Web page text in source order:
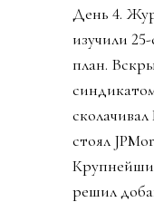
День 4.
изучили
план.
стоял
решил